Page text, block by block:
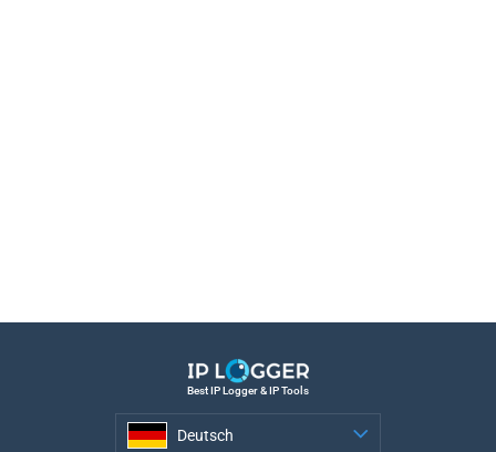
Best IP Logger & IP Tools
Deutsch